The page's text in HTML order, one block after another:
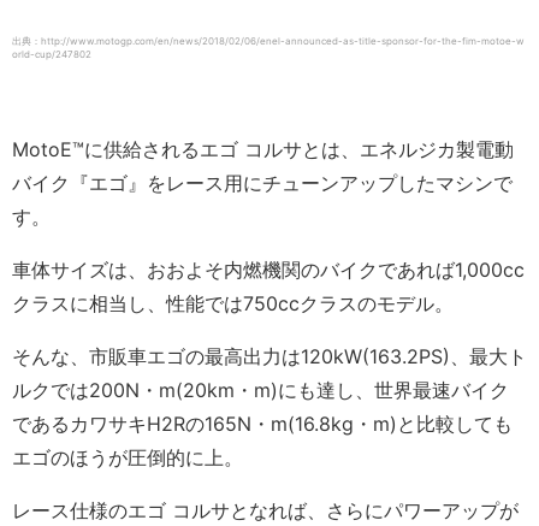
出典：http://www.motogp.com/en/news/2018/02/06/enel-announced-as-title-sponsor-for-the-fim-motoe-w
orld-cup/247802
MotoE™️に供給されるエゴ コルサとは、エネルジカ製電動
バイク『エゴ』をレース用にチューンアップしたマシンで
す。
車体サイズは、おおよそ内燃機関のバイクであれば1,000cc
クラスに相当し、性能では750ccクラスのモデル。
そんな、市販車エゴの最高出力は120kW(163.2PS)、最大ト
ルクでは200N・m(20km・m)にも達し、世界最速バイク
であるカワサキH2Rの165N・m(16.8kg・m)と比較しても
エゴのほうが圧倒的に上。
レース仕様のエゴ コルサとなれば、さらにパワーアップが